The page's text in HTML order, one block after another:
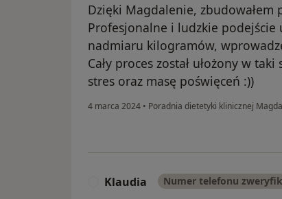
Dzięki Magdalenie, zbudowałem
Profesjonalne i ludzkie podejście
nadmiaru kilogramów,
Cały proces został ułożony w
stres oraz masę poświęceń :))
4 marca 2024 • Poradnia dietetyki klinicznej
Klaudia Numer telefonu